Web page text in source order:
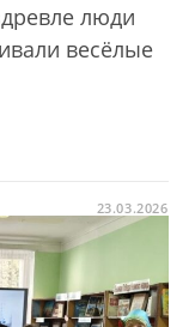
люди
весёлые
23.03.2026